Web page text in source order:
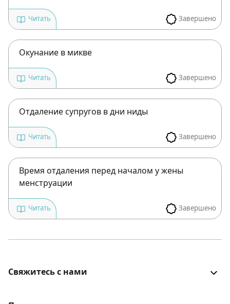
Завершено
Читать
Окунание в микве
Завершено
Читать
Отдаление супругов в дни ниды
Завершено
Читать
Время отдаления перед началом у жены
менструации
Завершено
Читать
Свяжитесь с нами